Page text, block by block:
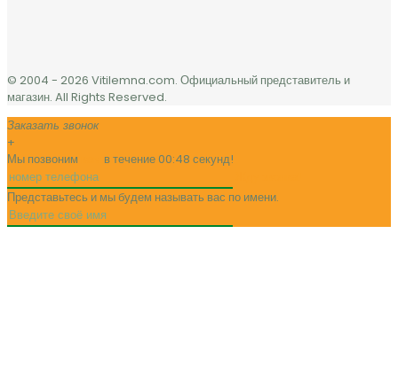
© 2004 - 2026 Vitilemna.com. Официальный представитель и
магазин. All Rights Reserved.
Заказать звонок
+
Мы позвоним
в течение 00:48 секунд!
Представьтесь и мы будем называть вас по имени.